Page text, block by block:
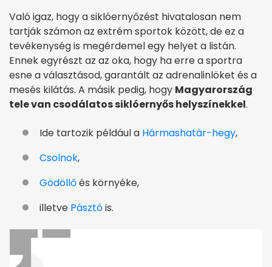
Való igaz, hogy a siklóernyőzést hivatalosan nem
tartják számon az extrém sportok között, de ez a
tevékenység is megérdemel egy helyet a listán.
Ennek egyrészt az az oka, hogy ha erre a sportra
esne a választásod, garantált az adrenalinlöket és a
mesés kilátás. A másik pedig, hogy Magyarország
tele van csodálatos siklóernyős helyszínekkel.
Ide tartozik például a Hármashatár-hegy,
Csolnok,
Gödöllőés környéke,
illetve Pásztóis.